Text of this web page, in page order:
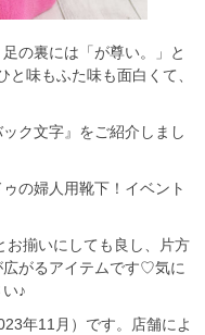
の裏には「が尊い。」と
味もふた味も面白くて、
ク文字』をご紹介しまし
の婦人用靴下！イベント
お揃いにしても良し、片方
がるアイテムです♡気に
♪
年11月）です。店舗によ